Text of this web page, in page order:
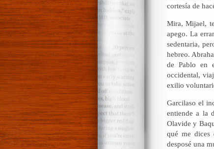
cortesía de
Mira, Mijael,
apego. La
sedentaria,
hebreo.
de Pablo en
occidental,
exilio
Garcilaso el
entiende a la
Olavide y
qué me dices
desposé una